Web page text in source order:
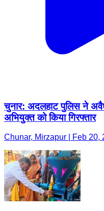
चुनार: अदलहाट पुलिस ने
अभियुक्त को किया गिरफ्तार
Chunar, Mirzapur | Feb 20,